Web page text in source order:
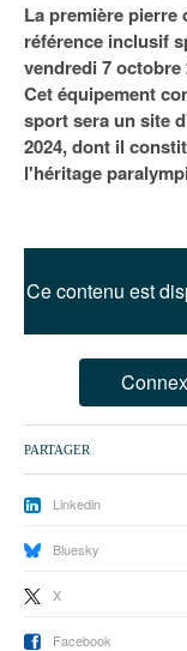
Services
Attractivité
Innovation
Transport
77
78
91
93
94
Nominations
Portraits
Agenda
Les Assises du
Éditions
Le podcast
Ecouter les
La première pierre
référence inclusif
vendredi 7 octobre
Cet équipement
sport sera un site
2024, dont il
l'héritage
Ce contenu est
PARTAGER
Linkedin
Bluesky
X
Facebook